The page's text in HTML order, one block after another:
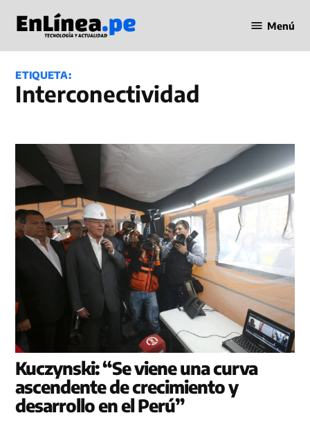
contenido
en Línea
Menú
ETIQUETA:
interconectividad
Kuczynski: “Se viene una curva
ascendente de crecimiento y
desarrollo en el Perú”